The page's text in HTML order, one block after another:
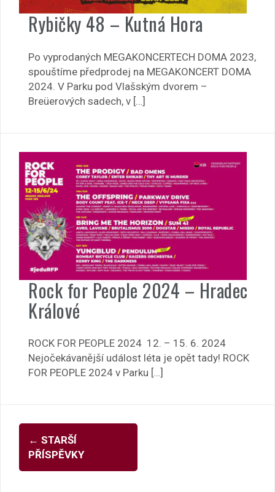
Rybičky 48 – Kutná Hora
Po vyprodaných MEGAKONCERTECH DOMA 2023,
spouštíme předprodej na MEGAKONCERT DOMA
2024. V Parku pod Vlašským dvorem –
Breüerových sadech, v […]
Rock for People 2024 – Hradec
Králové
ROCK FOR PEOPLE 2024 12. – 15. 6. 2024
Nejočekávanější událost léta je opět tady! ROCK
FOR PEOPLE 2024 v Parku […]
Navigace
pro
příspěvky
← STARŠÍ
PŘÍSPĚVKY